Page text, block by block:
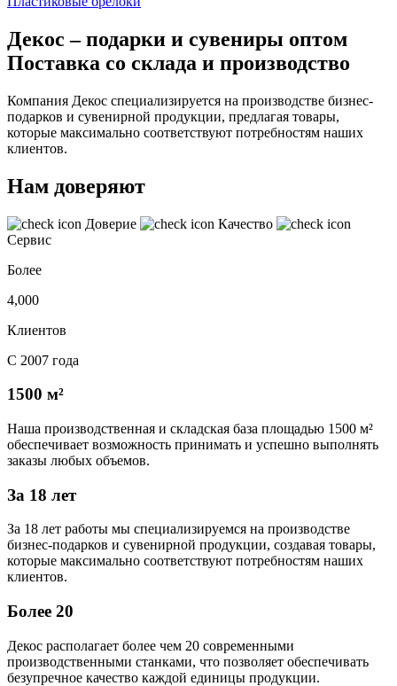
Декос – подарки и сувениры оптом
Поставка со склада и производство
Компания Декос специализируется на производстве бизнес-
подарков и сувенирной продукции, предлагая товары,
которые максимально соответствуют потребностям наших
клиентов.
Нам доверяют
Доверие
Качество
Сервис
Более
4,000
Клиентов
С 2007 года
1500 м²
Наша производственная и складская база площадью 1500 м²
обеспечивает возможность принимать и успешно выполнять
заказы любых объемов.
За 18 лет
За 18 лет работы мы специализируемся на производстве
бизнес-подарков и сувенирной продукции, создавая товары,
которые максимально соответствуют потребностям наших
клиентов.
Более 20
Декос располагает более чем 20 современными
производственными станками, что позволяет обеспечивать
безупречное качество каждой единицы продукции.